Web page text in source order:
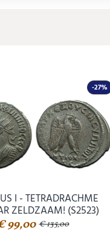
-27%
I - TETRADRACHME
ZELDZAAM! (S2523)
99,00 € 135,00